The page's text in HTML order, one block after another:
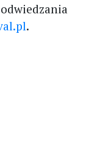
.